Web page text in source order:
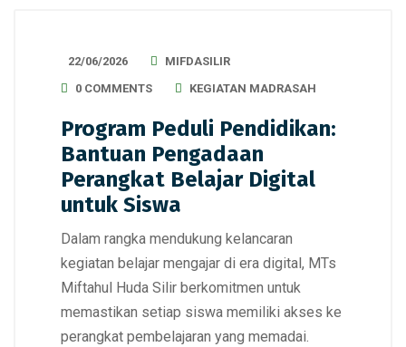
22/06/2026
MIFDASILIR
0 COMMENTS
KEGIATAN MADRASAH
Program Peduli Pendidikan:
Bantuan Pengadaan
Perangkat Belajar Digital
untuk Siswa
Dalam rangka mendukung kelancaran
kegiatan belajar mengajar di era digital, MTs
Miftahul Huda Silir berkomitmen untuk
memastikan setiap siswa memiliki akses ke
perangkat pembelajaran yang memadai.